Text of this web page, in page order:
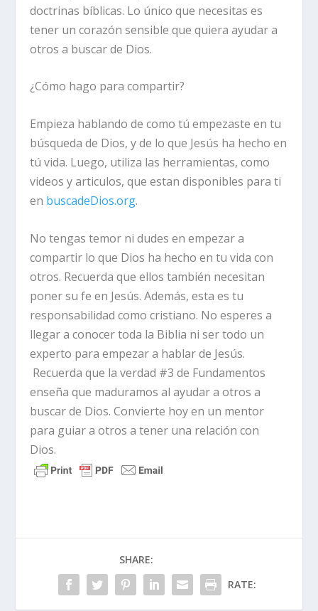
doctrinas bíblicas. Lo único que necesitas es
tener un corazón sensible que quiera ayudar a
otros a buscar de Dios.
¿Cómo hago para compartir?
Empieza hablando de como tú empezaste en tu
búsqueda de Dios, y de lo que Jesús ha hecho en
tú vida. Luego, utiliza las herramientas, como
videos y articulos, que estan disponibles para ti
en buscadeDios.org.
No tengas temor ni dudes en empezar a
compartir lo que Dios ha hecho en tu vida con
otros. Recuerda que ellos también necesitan
poner su fe en Jesús. Además, esta es tu
responsabilidad como cristiano. No esperes a
llegar a conocer toda la Biblia ni ser todo un
experto para empezar a hablar de Jesús.
Recuerda que la verdad #3 de Fundamentos
enseña que maduramos al ayudar a otros a
buscar de Dios. Convierte hoy en un mentor
para guiar a otros a tener una relación con
Dios.
SHARE:
RATE: